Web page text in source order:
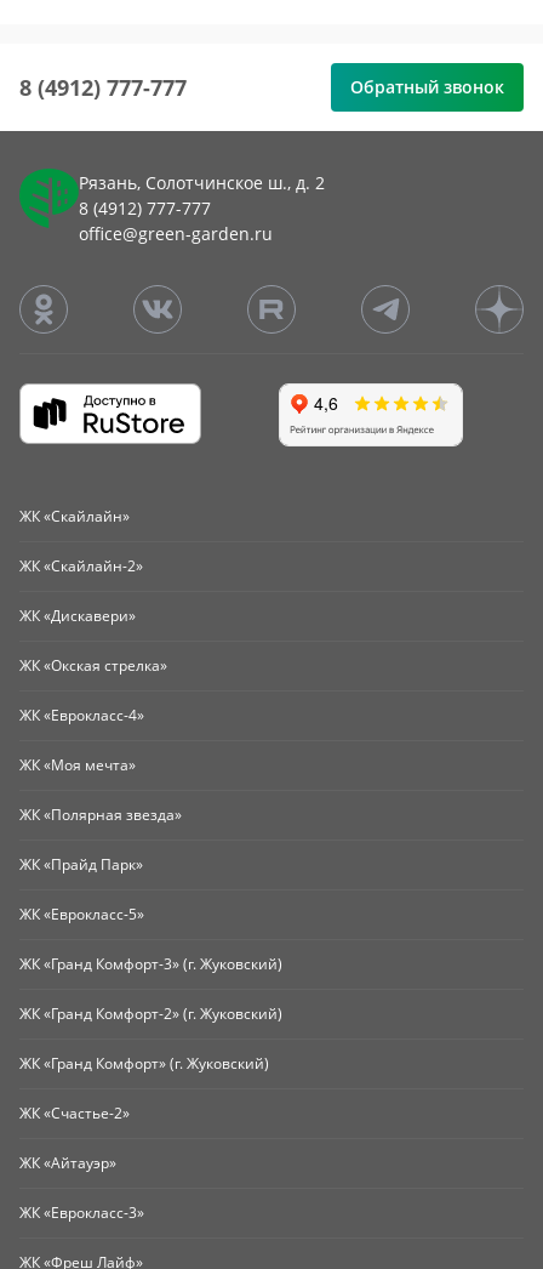
8 (4912) 777-777 Обратный звонок
Рязань, Солотчинское ш., д. 2
8 (4912) 777-777
office@green-garden.ru
ЖК «Скайлайн»
ЖК «Скайлайн-2»
ЖК «Дискавери»
ЖК «Окская стрелка»
ЖК «Еврокласс-4»
ЖК «Моя мечта»
ЖК «Полярная звезда»
ЖК «Прайд Парк»
ЖК «Еврокласс-5»
ЖК «Гранд Комфорт-3» (г. Жуковский)
ЖК «Гранд Комфорт-2» (г. Жуковский)
ЖК «Гранд Комфорт» (г. Жуковский)
ЖК «Счастье-2»
ЖК «Айтауэр»
ЖК «Еврокласс-3»
ЖК «Фреш Лайф»